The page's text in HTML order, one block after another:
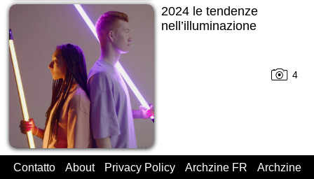
2024 le tendenze
nell’illuminazione
4
Contatto About Privacy Policy Archzine FR Archzine